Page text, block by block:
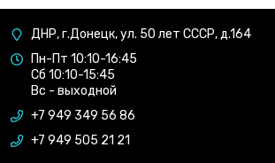
ДНР, г.Донецк, ул. 50 лет СССР, д.164
Пн-Пт 10:10-16:45
Сб 10:10-15:45
Вс - выходной
+7 949 349 56 86
+7 949 505 21 21